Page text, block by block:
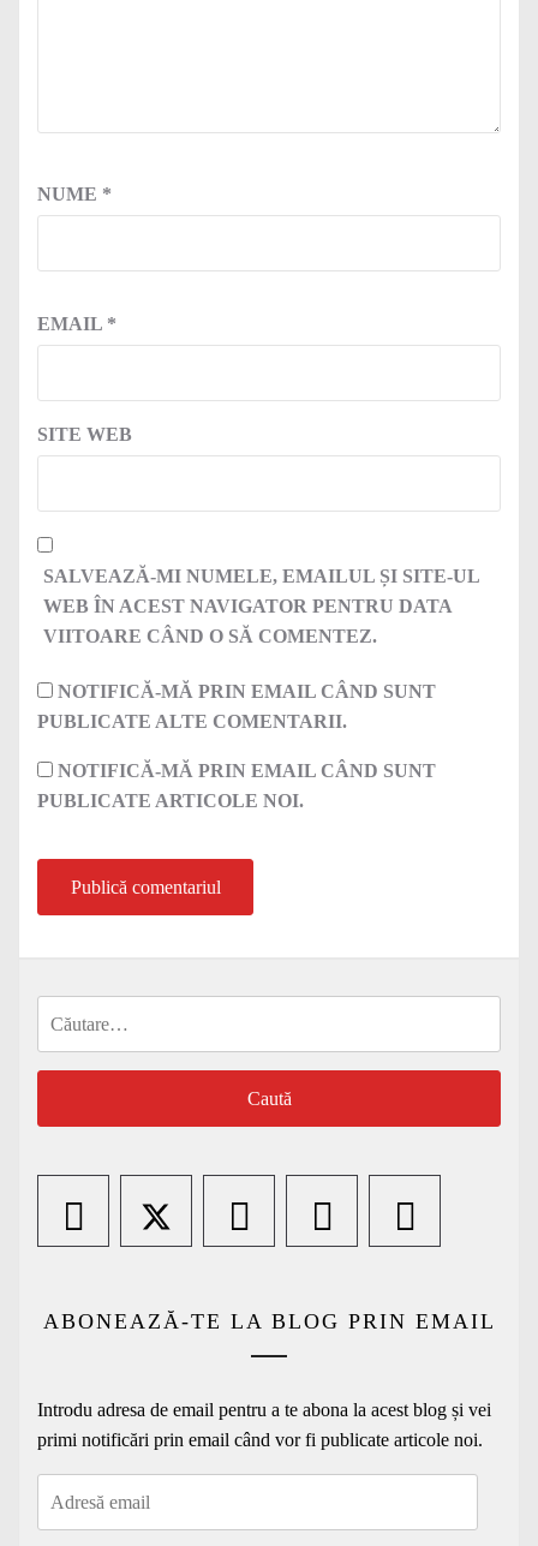
NUME *
EMAIL *
SITE WEB
SALVEAZĂ-MI NUMELE, EMAILUL ȘI SITE-UL
WEB ÎN ACEST NAVIGATOR PENTRU DATA
VIITOARE CÂND O SĂ COMENTEZ.
NOTIFICĂ-MĂ PRIN EMAIL CÂND SUNT
PUBLICATE ALTE COMENTARII.
NOTIFICĂ-MĂ PRIN EMAIL CÂND SUNT
PUBLICATE ARTICOLE NOI.
ABONEAZĂ-TE LA BLOG PRIN EMAIL
Introdu adresa de email pentru a te abona la acest blog și vei
primi notificări prin email când vor fi publicate articole noi.